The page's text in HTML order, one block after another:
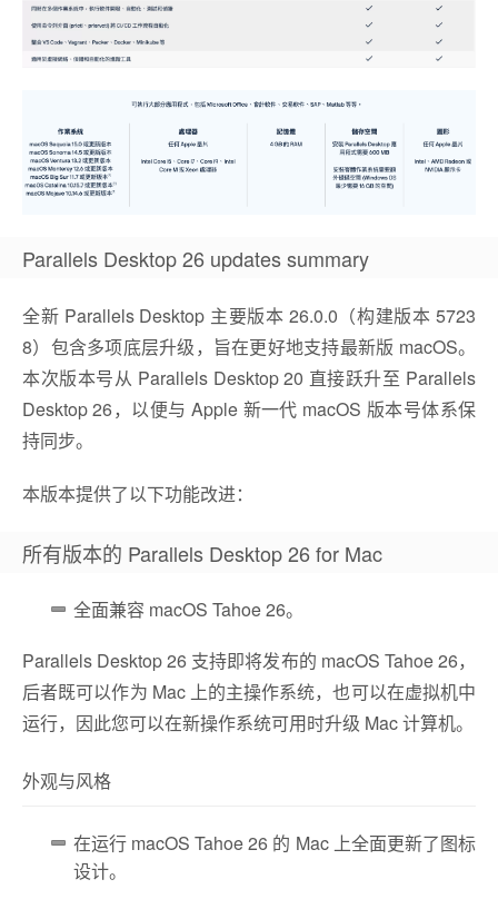
Parallels Desktop 26 updates summary
全新 Parallels Desktop 主要版本 26.0.0（构建版本 5723
8）包含多项底层升级，旨在更好地支持最新版 macOS。
本次版本号从 Parallels Desktop 20 直接跃升至 Parallels
Desktop 26，以便与 Apple 新一代 macOS 版本号体系保
持同步。
本版本提供了以下功能改进：
所有版本的 Parallels Desktop 26 for Mac
全面兼容 macOS Tahoe 26。
Parallels Desktop 26 支持即将发布的 macOS Tahoe 26，
后者既可以作为 Mac 上的主操作系统，也可以在虚拟机中
运行，因此您可以在新操作系统可用时升级 Mac 计算机。
外观与风格
在运行 macOS Tahoe 26 的 Mac 上全面更新了图标
设计。